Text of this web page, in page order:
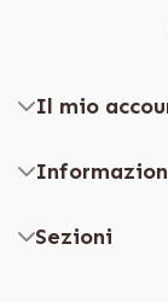
Il mio
Sezioni